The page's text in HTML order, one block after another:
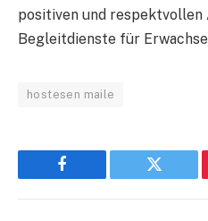
positiven und respektvollen
Begleitdienste für
hostesen maile
Facebook Twitter